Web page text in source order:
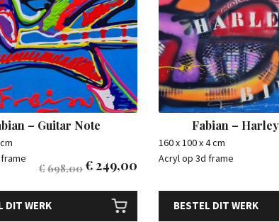
– Guitar Note
€698,00€249,00
DIT WERK
Fabian –
160 x 100 x 4 cm
Acryl op 3d frame
BESTEL DIT WERK